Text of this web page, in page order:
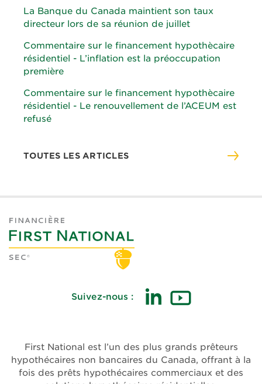
La Banque du Canada maintient son taux
directeur lors de sa réunion de juillet
Commentaire sur le financement hypothècaire
résidentiel - L’inflation est la préoccupation
première
Commentaire sur le financement hypothècaire
résidentiel - Le renouvellement de l’ACEUM est
refusé
TOUTES LES ARTICLES
Suivez-nous :
nouvelle
fenêtre)
nouvelle
fenêtre)
First National est l’un des plus grands prêteurs
hypothécaires non bancaires du Canada, offrant à la
fois des prêts hypothécaires commerciaux et des